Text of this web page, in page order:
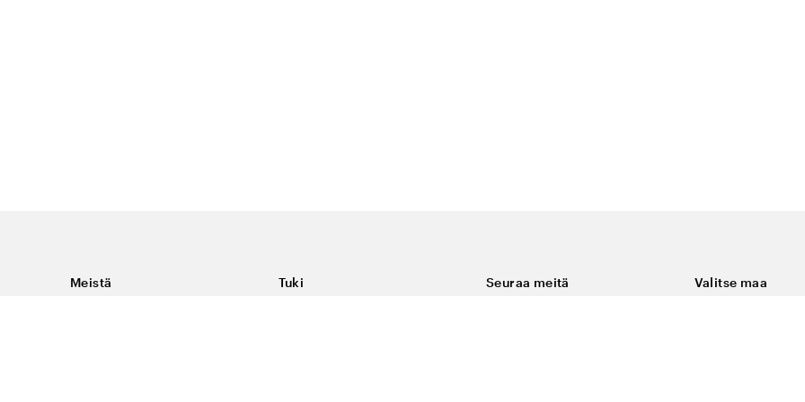
Meistä Tuki Seuraa meitä Valitse maa